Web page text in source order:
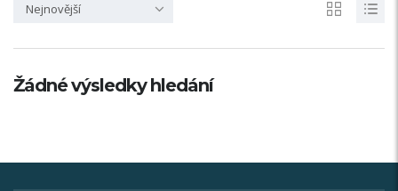
Nejnovější
Žádné výsledky hledání